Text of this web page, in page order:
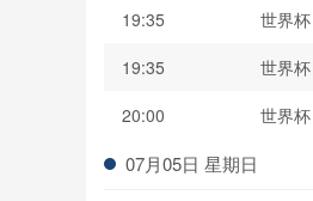
19:35
世界杯
19:35
世界杯
20:00
世界杯
07月05日 星期日